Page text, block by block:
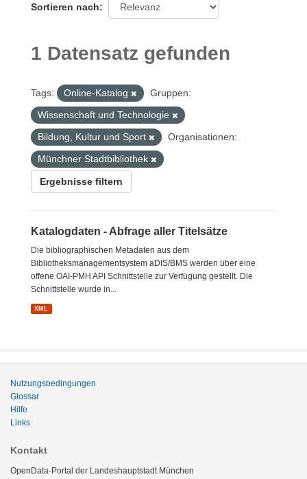
Sortieren nach
1 Datensatz gefunden
Tags: Online-Katalog
Gruppen:
Wissenschaft und Technologie
Bildung, Kultur und Sport
Organisationen:
Münchner Stadtbibliothek
Ergebnisse filtern
Katalogdaten - Abfrage aller Titelsätze
Die bibliographischen Metadaten aus dem
Bibliotheksmanagementsystem aDIS/BMS werden über eine
offene OAI-PMH API Schnittstelle zur Verfügung gestellt. Die
Schnittstelle wurde in...
XML
Nutzungsbedingungen
Glossar
Hilfe
Links
Kontakt
OpenData-Portal der Landeshauptstadt München